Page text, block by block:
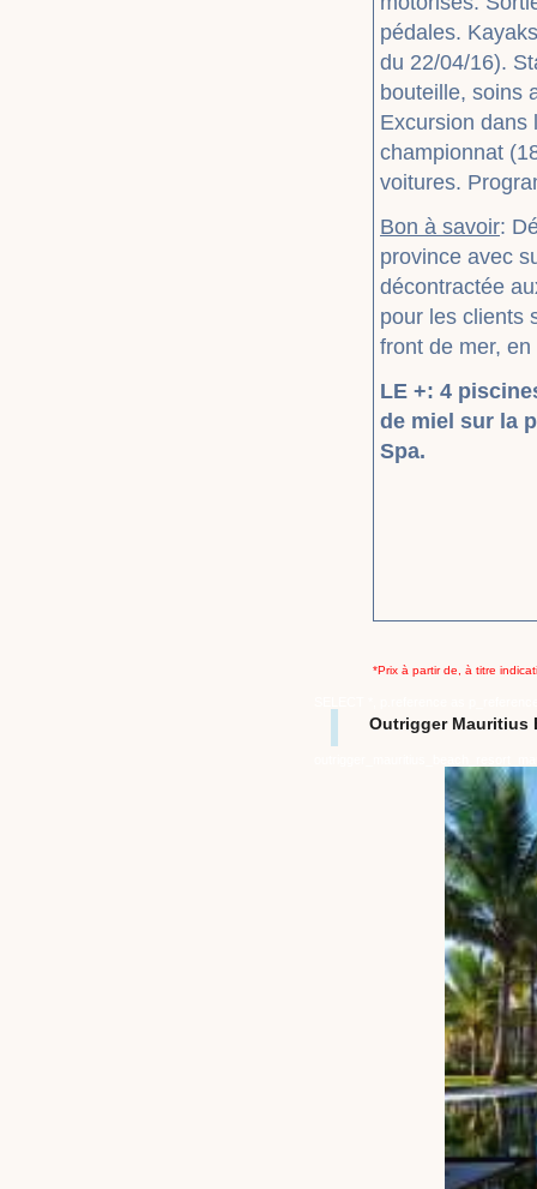
pédales.
du 22/04/16).
bouteille, soins
Excursion dans
championnat
voitures.
Bon à savoir:
province avec
décontractée
pour les clients
front de mer,
LE +: 4
de miel sur la
Spa.
*Prix à partir de, à titre
Outrigger Mauritius